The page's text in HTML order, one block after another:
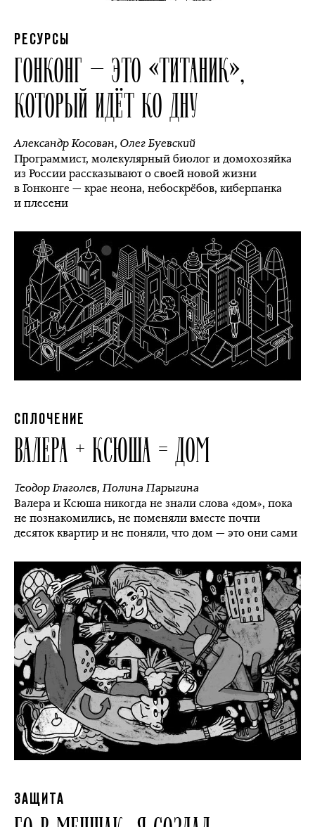
РЕСУРСЫ
ГОНКОНГ — ЭТО «ТИТАНИК»,
КОТОРЫЙ ИДЁТ КО ДНУ
Александр Косован, Олег Буевский
Программист, молекулярный биолог и домохозяйка
из России рассказывают о своей новой жизни
в Гонконге — крае неона, небоскрёбов, киберпанка
и плесени
СПЛОЧЕНИЕ
ВАЛЕРА + КСЮША = ДОМ
Теодор Глаголев,Полина Парыгина
Валера и Ксюша никогда не знали слова «дом», пока
не познакомились, не поменяли вместе почти
десяток квартир и не поняли, что дом — это они сами
ЗАЩИТА